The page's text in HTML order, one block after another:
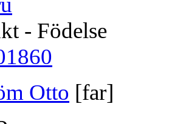
- Födelse
1860
Otto [far]